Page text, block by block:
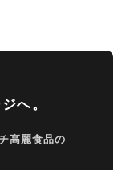
へ。
高麗食品の